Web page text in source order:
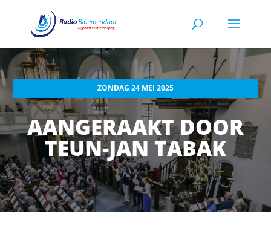
ZONDAG 24 MEI 2025
AANGERAAKT DOOR
TEUN-JAN TABAK